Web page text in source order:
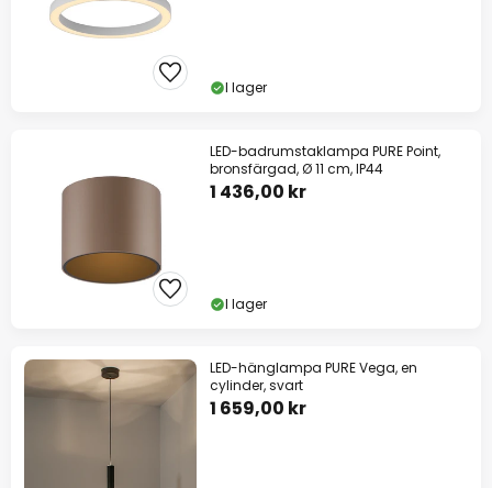
I lager
LED-badrumstaklampa PURE Point,
bronsfärgad, Ø 11 cm, IP44
1 436,00 kr
I lager
LED-hänglampa PURE Vega, en
cylinder, svart
1 659,00 kr